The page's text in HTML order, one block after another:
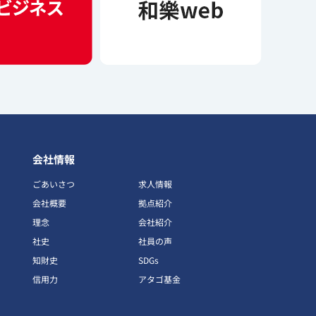
会社情報
ごあいさつ
会社概要
理念
社史
知財史
信用力
求人情報
拠点紹介
会社紹介
社員の声
SDGs
アタゴ基金